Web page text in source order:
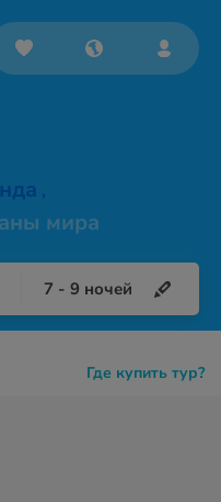
,
мира
7 - 9 ночей
Где купить тур?